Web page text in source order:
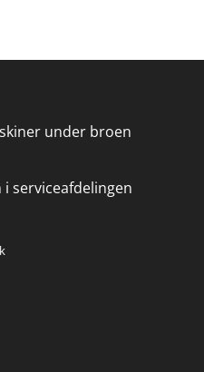
under broen
serviceafdelingen